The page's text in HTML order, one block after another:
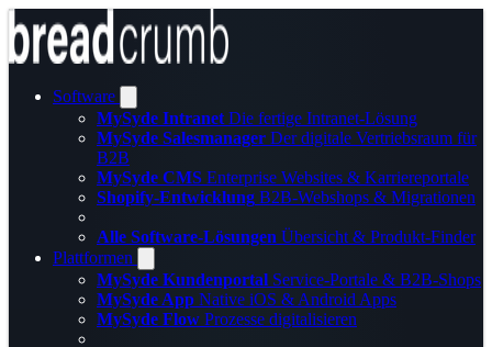
Software
MySyde Intranet Die fertige Intranet-Lösung
MySyde Salesmanager Der digitale Vertriebsraum für
B2B
MySyde CMS Enterprise Websites & Karriereportale
Shopify-Entwicklung B2B-Webshops & Migrationen
Alle Software-Lösungen Übersicht & Produkt-Finder
Plattformen
MySyde Kundenportal Service-Portale & B2B-Shops
MySyde App Native iOS & Android Apps
MySyde Flow Prozesse digitalisieren